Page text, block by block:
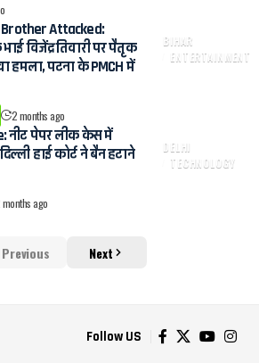
BIHAR
ENTERTAINMENT
Attacked:
विजेंद्र तिवारी पर पैतृक
हमला, पटना के PMCH में
2 months ago
DELHI
TECHNOLOGY
नीट पेपर लीक केस में
हाई कोर्ट ने बैन हटाने
ago
Previous Next
Follow US